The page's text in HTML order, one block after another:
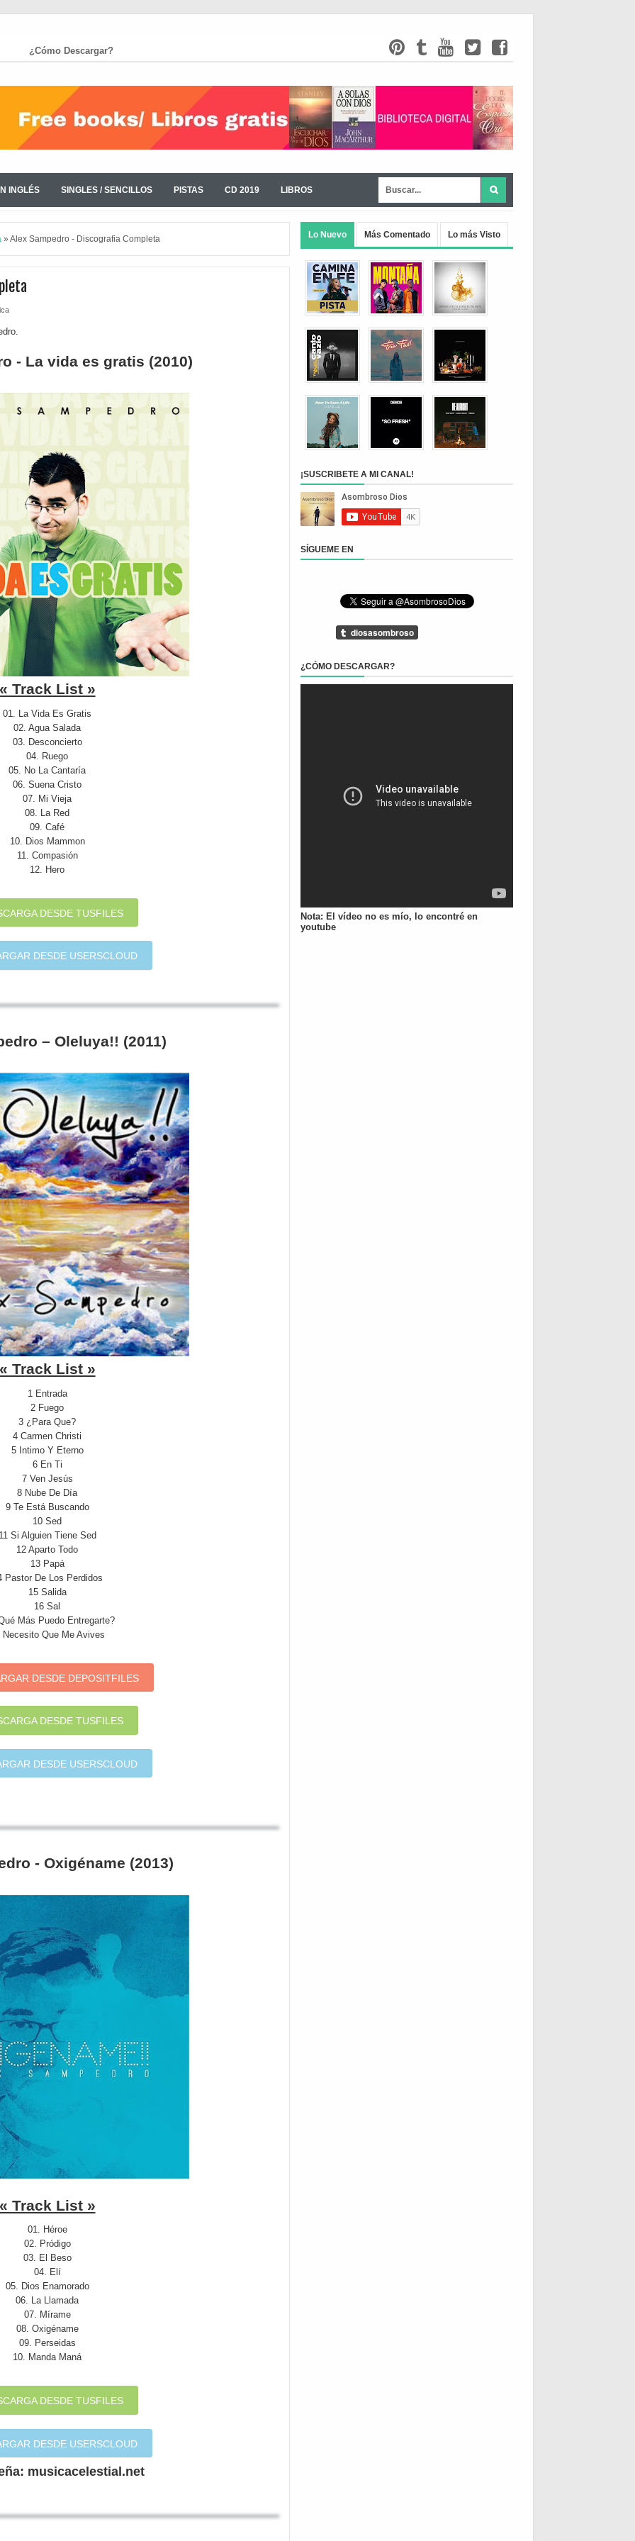
¿Cómo Descargar?
INGLÉS SINGLES / SENCILLOS PISTAS CD 2019 LIBROS
» Alex Sampedro - Discografia Completa
- La vida es gratis (2010)
Track List »
01. La Vida Es Gratis
02. Agua Salada
03. Desconcierto
04. Ruego
05. No La Cantaría
06. Suena Cristo
07. Mi Vieja
08. La Red
09. Café
10. Dios Mammon
11. Compasión
12. Hero
DESDE TUSFILES
DESDE USERSCLOUD
– Oleluya!! (2011)
Track List »
1 Entrada
2 Fuego
3 ¿Para Que?
4 Carmen Christi
5 Intimo Y Eterno
6 En Ti
7 Ven Jesús
8 Nube De Día
9 Te Está Buscando
10 Sed
Si Alguien Tiene Sed
12 Aparto Todo
13 Papá
Pastor De Los Perdidos
15 Salida
16 Sal
Más Puedo Entregarte?
Necesito Que Me Avives
DESDE DEPOSITFILES
DESDE TUSFILES
DESDE USERSCLOUD
- Oxigéname (2013)
Track List »
01. Héroe
02. Pródigo
03. El Beso
04. Elí
05. Dios Enamorado
06. La Llamada
07. Mírame
08. Oxigéname
09. Perseidas
10. Manda Maná
DESDE TUSFILES
DESDE USERSCLOUD
musicacelestial.net
Lo Nuevo Más Comentado Lo más Visto
¡SUSCRIBETE A MI CANAL!
SÍGUEME EN
¿CÓMO DESCARGAR?
Nota: El vídeo no es mío, lo encontré en
youtube